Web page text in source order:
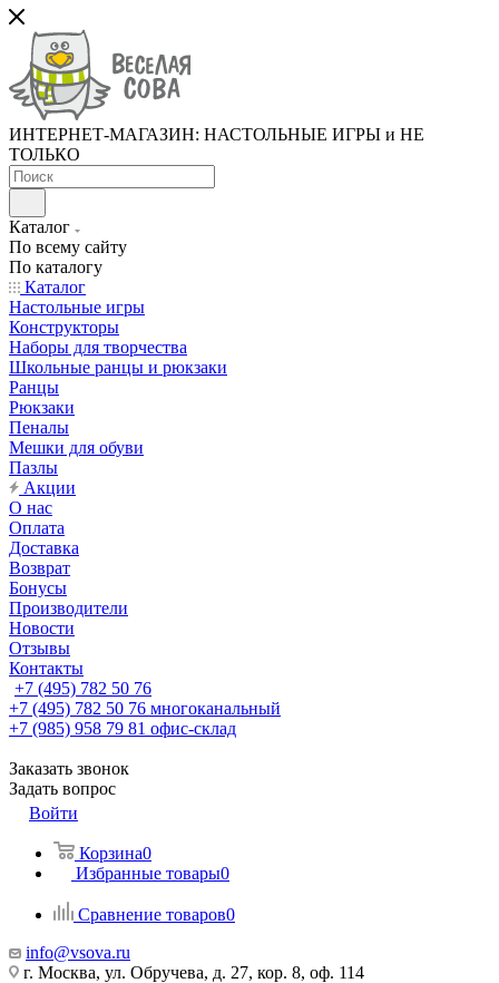
ИНТЕРНЕТ-МАГАЗИН: НАСТОЛЬНЫЕ ИГРЫ и НЕ
ТОЛЬКО
Каталог
По всему сайту
По каталогу
Каталог
Настольные игры
Конструкторы
Наборы для творчества
Школьные ранцы и рюкзаки
Ранцы
Рюкзаки
Пеналы
Мешки для обуви
Пазлы
Акции
О нас
Оплата
Доставка
Возврат
Бонусы
Производители
Новости
Отзывы
Контакты
+7 (495) 782 50 76
+7 (495) 782 50 76 многоканальный
+7 (985) 958 79 81 офис-склад
Заказать звонок
Задать вопрос
Войти
Корзина0
Избранные товары0
Сравнение товаров0
info@vsova.ru
г. Москва, ул. Обручева, д. 27, кор. 8, оф. 114